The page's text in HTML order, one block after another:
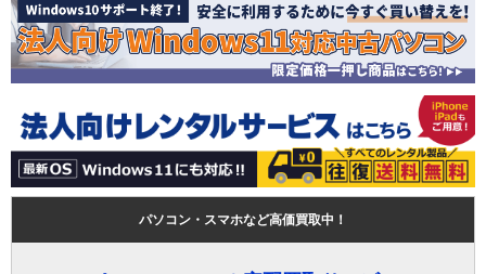
パソコン・スマホなど高価買取中！